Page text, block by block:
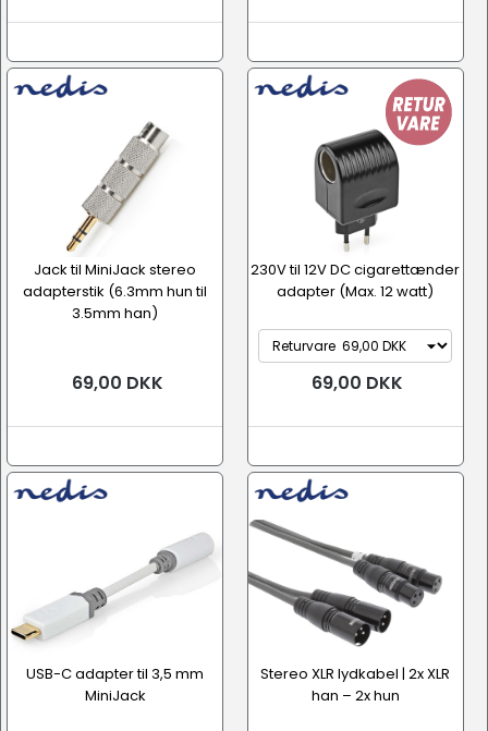
Jack til MiniJack stereo
adapterstik (6.3mm hun til
3.5mm han)
69,00 DKK
230V til 12V DC cigarettænder
adapter (Max. 12 watt)
69,00 DKK
USB-C adapter til 3,5 mm
MiniJack
Stereo XLR lydkabel | 2x XLR
han – 2x hun